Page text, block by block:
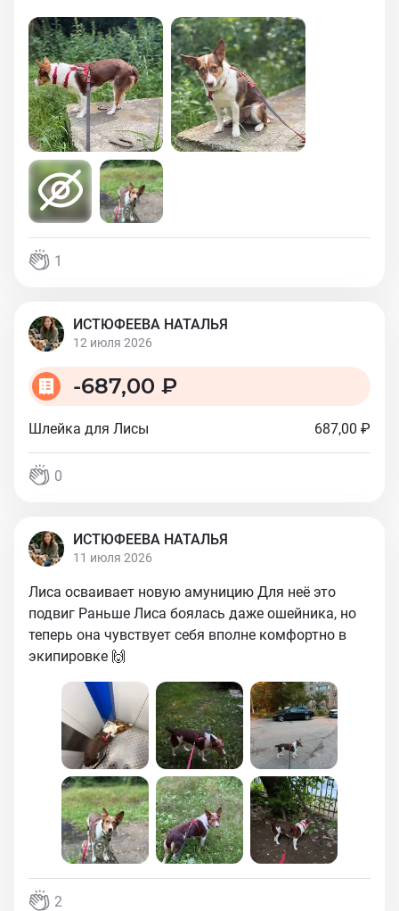
1
ИСТЮФЕЕВА НАТАЛЬЯ
12 июля 2026
-687,00 ₽
Шлейка для Лисы 687,00 ₽
0
ИСТЮФЕЕВА НАТАЛЬЯ
11 июля 2026
Лиса осваивает новую амуницию Для неё это
подвиг Раньше Лиса боялась даже ошейника, но
теперь она чувствует себя вполне комфортно в
экипировке 🙌
2